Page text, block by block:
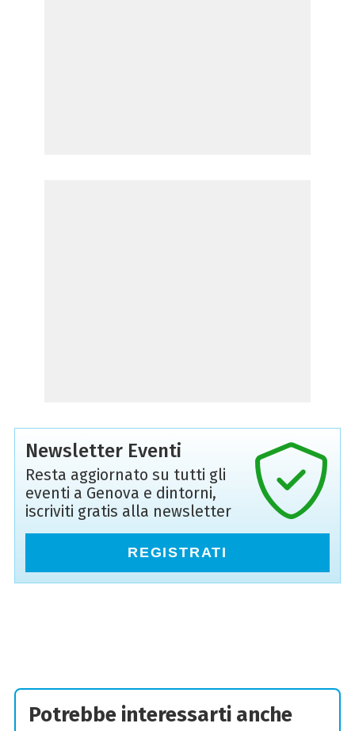
Newsletter Eventi
Resta aggiornato su tutti gli
eventi a Genova e dintorni,
iscriviti gratis alla newsletter
REGISTRATI
Potrebbe interessarti anche